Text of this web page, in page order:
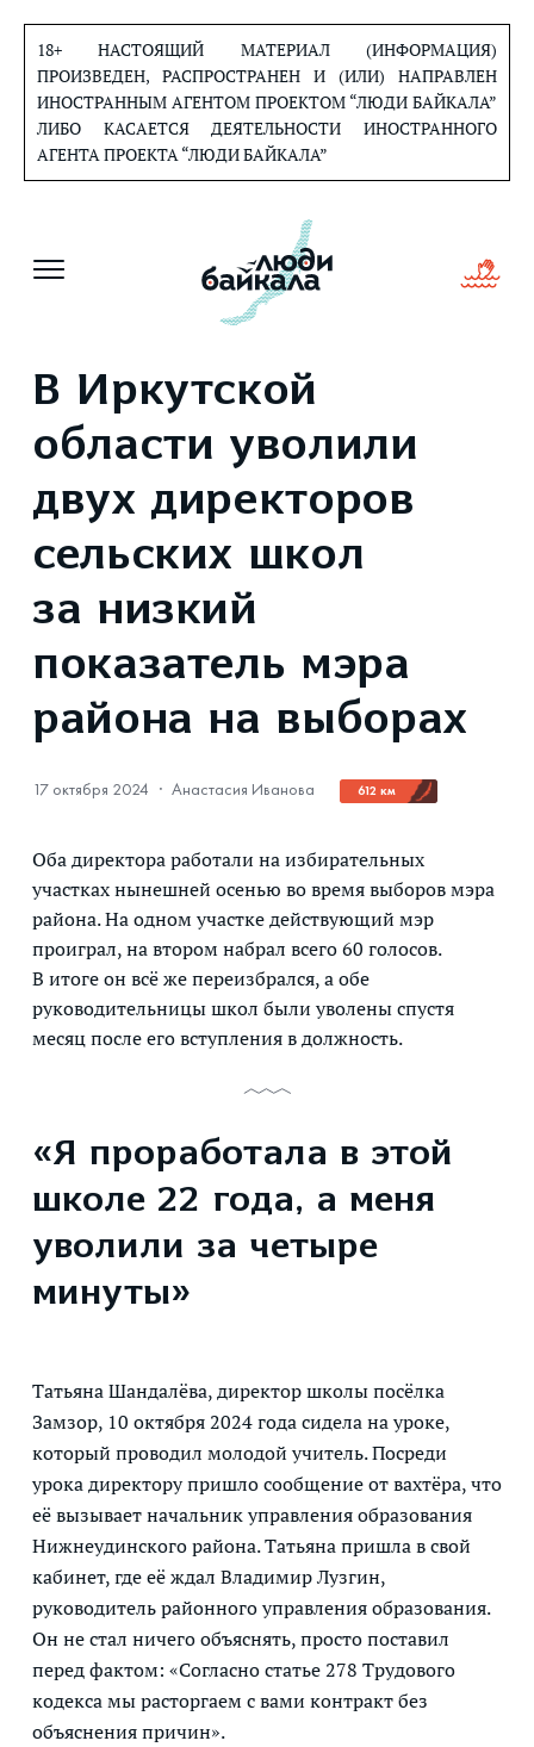
содержанию
18+ НАСТОЯЩИЙ МАТЕРИАЛ (ИНФОРМАЦИЯ)
ПРОИЗВЕДЕН, РАСПРОСТРАНЕН И (ИЛИ) НАПРАВЛЕН
ИНОСТРАННЫМ АГЕНТОМ ПРОЕКТОМ “ЛЮДИ БАЙКАЛА”
ЛИБО КАСАЕТСЯ ДЕЯТЕЛЬНОСТИ ИНОСТРАННОГО
АГЕНТА ПРОЕКТА “ЛЮДИ БАЙКАЛА”
В Иркутской
области уволили
двух директоров
сельских школ
за низкий
показатель мэра
района на выборах
17 октября 2024 · Анастасия Иванова 612 км
Оба директора работали на избирательных
участках нынешней осенью во время выборов мэра
района. На одном участке действующий мэр
проиграл, на втором набрал всего 60 голосов.
В итоге он всё же переизбрался, а обе
руководительницы школ были уволены спустя
месяц после его вступления в должность.
«Я проработала в этой
школе 22 года, а меня
уволили за четыре
минуты»
Татьяна Шандалёва, директор школы посёлка
Замзор, 10 октября 2024 года сидела на уроке,
который проводил молодой учитель. Посреди
урока директору пришло сообщение от вахтёра, что
её вызывает начальник управления образования
Нижнеудинского района. Татьяна пришла в свой
кабинет, где её ждал Владимир Лузгин,
руководитель районного управления образования.
Он не стал ничего объяснять, просто поставил
перед фактом: «Согласно статье 278 Трудового
кодекса мы расторгаем с вами контракт без
объяснения причин».